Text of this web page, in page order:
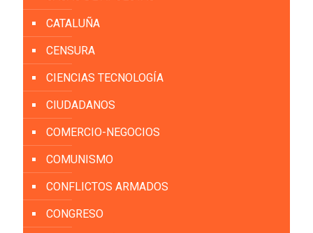
CATALUÑA
CENSURA
CIENCIAS TECNOLOGÍA
CIUDADANOS
COMERCIO-NEGOCIOS
COMUNISMO
CONFLICTOS ARMADOS
CONGRESO